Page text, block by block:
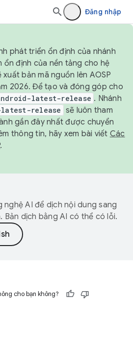
Đăng nhập
phát triển ổn định của nhánh
ổn định của nền tảng cho hệ
bản mã nguồn lên AOSP
2026. Để tạo và đóng góp cho
latest-release . Nhánh
release sẽ luôn tham
gần đây nhất được chuyển
thông tin, hãy xem bài viết Các
.
AI để dịch nội dung sang
Bản dịch bằng AI có thể có lỗi.
cho bạn không?